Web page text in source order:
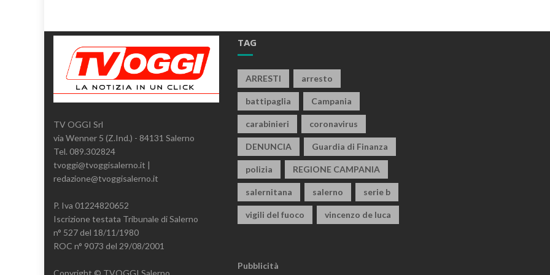
TV OGGI Srl
via Wenner 5 (Z.Ind.) - 84131 Salerno
Tel. 089.302824
tvoggi@tvoggisalerno.it |
redazione@tvoggisalerno.it
P. Iva 01224820652
Iscrizione testata Tribunale di Salerno
n° 527 del 18/11/1980
ROC n° 9073 del 29/08/2001
Copyright © TVOGGI Salerno.
TAG
ARRESTI arresto
battipaglia Campania
carabinieri coronavirus
DENUNCIA Guardia di Finanza
polizia REGIONE CAMPANIA
salernitana salerno serie b
vigili del fuoco vincenzo de luca
Pubblicità